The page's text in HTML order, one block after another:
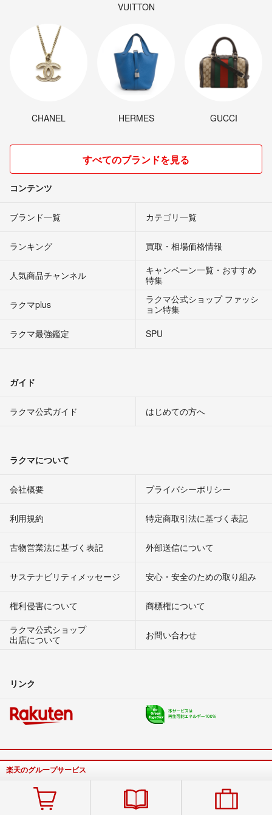
VUITTON
CHANEL HERMES GUCCI
すべてのブランドを見る
コンテンツ
ブランド一覧 カテゴリ一覧
ランキング 買取・相場価格情報
人気商品チャンネル
キャンペーン一覧・おすすめ
特集
ラクマplus
ラクマ公式ショップ ファッシ
ョン特集
ラクマ最強鑑定
SPU
ガイド
ラクマ公式ガイド はじめての方へ
ラクマについて
会社概要 プライバシーポリシー
利用規約 特定商取引法に基づく表記
古物営業法に基づく表記 外部送信について
サステナビリティメッセージ 安心・安全のための取り組み
権利侵害について
商標権について
ラクマ公式ショップ
出店について
お問い合わせ
リンク
楽天のグループサービス